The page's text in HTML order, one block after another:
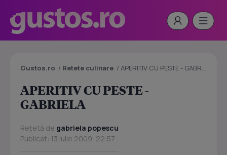
Gustos.ro / Retete culinare / APERITIV CU PESTE - GABRIELA
APERITIV CU PESTE -
GABRIELA
Rețetă de gabriela popescu
Publicat: 13 Iulie 2009, 22:57